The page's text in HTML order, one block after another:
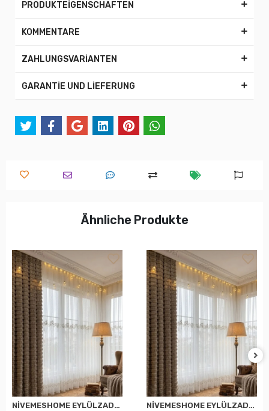
PRODUKTEİGENSCHAFTEN
KOMMENTARE
ZAHLUNGSVARİANTEN
GARANTİE UND LİEFERUNG
Ähnliche Produkte
NİVEMESHOME EYLÜLZADE GOLD DETAY 1/2,5 PİLELİ TÜL PERDE APM NİVEMESHOME EYLÜLZADE GOLD DETAY 1/3 PİLELİ TÜL PERDE APM